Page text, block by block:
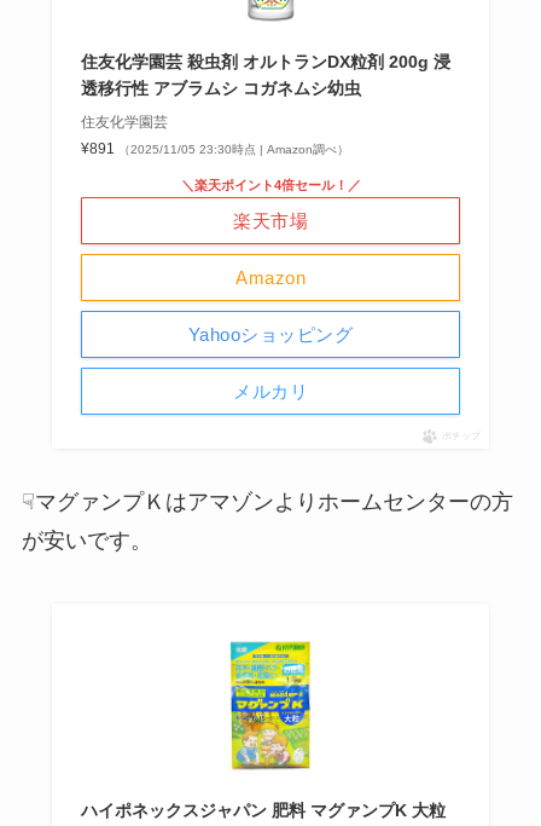
住友化学園芸 殺虫剤 オルトランDX粒剤 200g 浸
透移行性 アブラムシ コガネムシ幼虫
住友化学園芸
¥891
（2025/11/05 23:30時点 | Amazon調べ）
Amazon
＼楽天ポイント4倍セール！／
楽天市場
Yahooショッピング
メルカリ
ポチップ
☟マグァンプＫはアマゾンよりホームセンターの方
が安いです。
ハイポネックスジャパン 肥料 マグァンプK 大粒